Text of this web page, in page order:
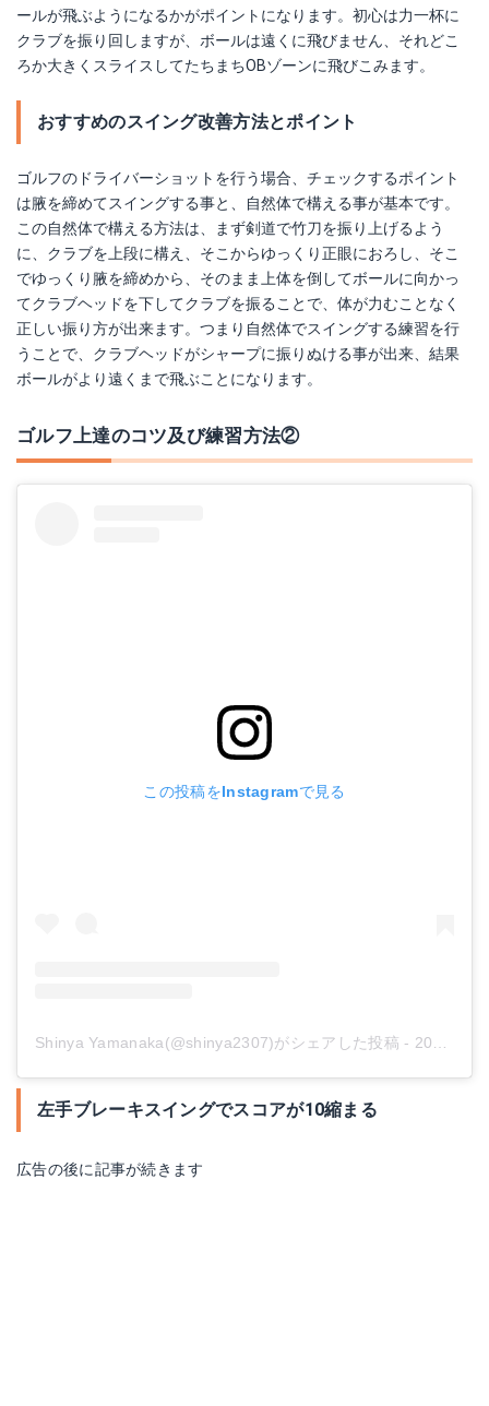
ールが飛ぶようになるかがポイントになります。初心は力一杯に
クラブを振り回しますが、ボールは遠くに飛びません、それどこ
ろか大きくスライスしてたちまちOBゾーンに飛びこみます。
おすすめのスイング改善方法とポイント
ゴルフのドライバーショットを行う場合、チェックするポイント
は腋を締めてスイングする事と、自然体で構える事が基本です。
この自然体で構える方法は、まず剣道で竹刀を振り上げるよう
に、クラブを上段に構え、そこからゆっくり正眼におろし、そこ
でゆっくり腋を締めから、そのまま上体を倒してボールに向かっ
てクラブヘッドを下してクラブを振ることで、体が力むことなく
正しい振り方が出来ます。つまり自然体でスイングする練習を行
うことで、クラブヘッドがシャープに振りぬける事が出来、結果
ボールがより遠くまで飛ぶことになります。
ゴルフ上達のコツ及び練習方法②
この投稿をInstagramで見る
Shinya Yamanaka(@shinya2307)がシェアした投稿 - 2020年 7月月4日午前6時33分PDT
左手ブレーキスイングでスコアが10縮まる
広告の後に記事が続きます